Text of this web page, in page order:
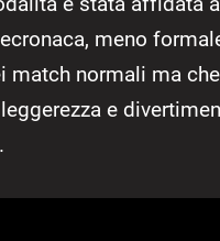
meno
match normali ma
e